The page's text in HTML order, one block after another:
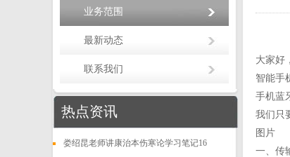
业务范围
最新动态
联系我们
热点资讯
娄绍昆老师讲康治本伤寒论学习笔记16
大家好
智能手
手机蓝
我们只
图片
一、传